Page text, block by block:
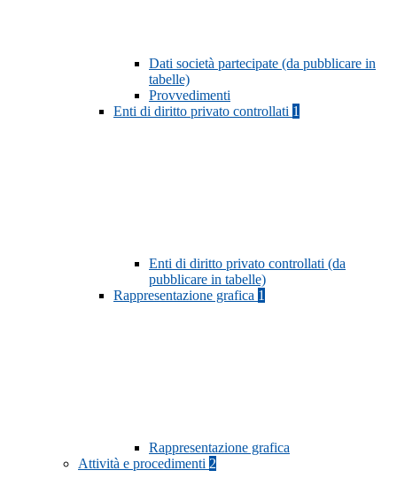
Dati società partecipate (da pubblicare in
tabelle)
Provvedimenti
Enti di diritto privato controllati 1
Enti di diritto privato controllati (da
pubblicare in tabelle)
Rappresentazione grafica 1
Rappresentazione grafica
Attività e procedimenti 2